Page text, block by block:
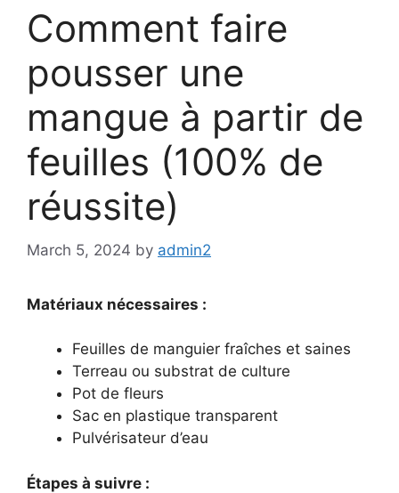
Comment faire
pousser une
mangue à partir de
feuilles (100% de
réussite)
March 5, 2024 by admin2
Matériaux nécessaires :
Feuilles de manguier fraîches et saines
Terreau ou substrat de culture
Pot de fleurs
Sac en plastique transparent
Pulvérisateur d’eau
Étapes à suivre :